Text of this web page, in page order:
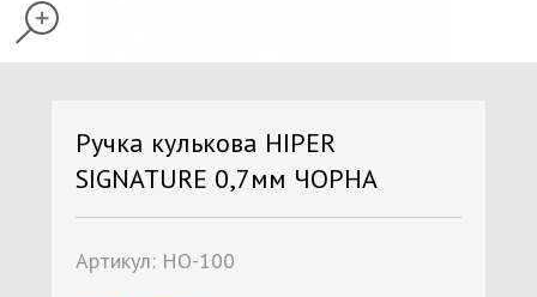
Ручка кулькова HIPER
SIGNATURE 0,7мм ЧОРНА
Артикул:HO-100